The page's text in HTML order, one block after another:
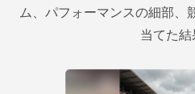
ム、パフォーマンスの細部、
当てた結